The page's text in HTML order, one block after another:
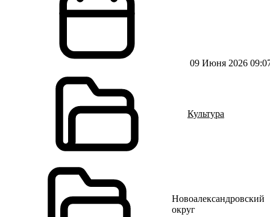
09 Июня 2026
Культура
Новоалександровский
округ